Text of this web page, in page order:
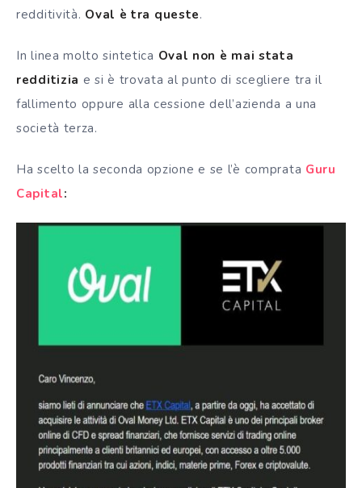
redditività. Oval è tra queste.
In linea molto sintetica Oval non è mai stata
redditizia e si è trovata al punto di scegliere tra il
fallimento oppure alla cessione dell’azienda a una
società terza.
Ha scelto la seconda opzione e se l’è comprata Guru
Capital: